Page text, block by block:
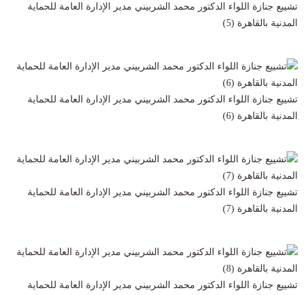
تشييع جنازة اللواء الدكتور محمد الشربيني مدير الإدارة العامة للحماية
المدنية بالقاهرة (5)
تشييع جنازة اللواء الدكتور محمد الشربيني مدير الإدارة العامة للحماية
المدنية بالقاهرة (6)
تشييع جنازة اللواء الدكتور محمد الشربيني مدير الإدارة العامة للحماية
المدنية بالقاهرة (7)
تشييع جنازة اللواء الدكتور محمد الشربيني مدير الإدارة العامة للحماية